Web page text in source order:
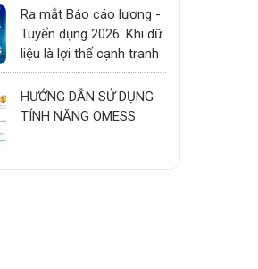
Ra mắt Báo cáo lương -
Tuyển dụng 2026: Khi dữ
liệu là lợi thế cạnh tranh
HƯỚNG DẪN SỬ DỤNG
TÍNH NĂNG OMESS